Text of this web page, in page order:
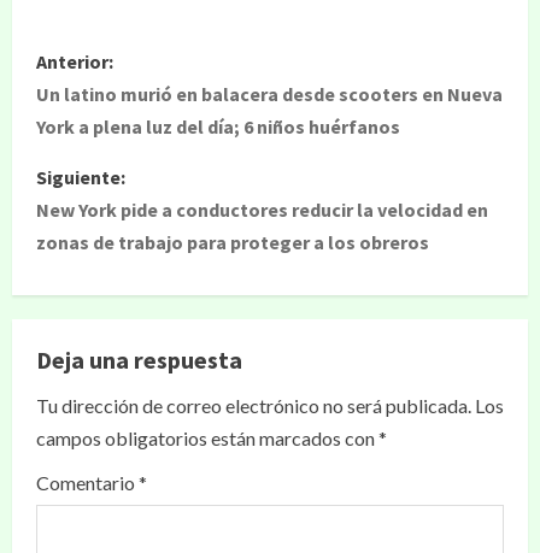
Anterior:
Un latino murió en balacera desde scooters en Nueva
York a plena luz del día; 6 niños huérfanos
Siguiente:
New York pide a conductores reducir la velocidad en
zonas de trabajo para proteger a los obreros
Deja una respuesta
Tu dirección de correo electrónico no será publicada. Los
campos obligatorios están marcados con*
Comentario *